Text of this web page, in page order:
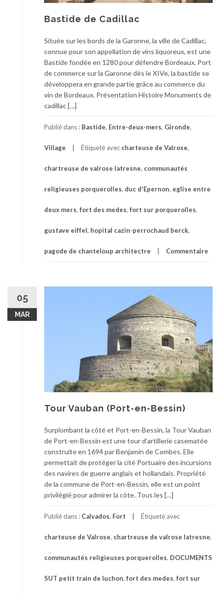
Bastide de Cadillac
Située sur les bords de la Garonne, la ville de Cadillac,
connue pour son appellation de vins liquoreux, est une
Bastide fondée en 1280 pour défendre Bordeaux. Port
de commerce sur la Garonne dès le XIVe, la bastide se
développera en grande partie grâce au commerce du
vin de Bordeaux. Présentation Histoire Monuments de
cadillac […]
Publié dans : Bastide, Entre-deux-mers, Gironde,
Village Étiqueté avec charteuse de Valrose,
chartreuse de valrose latresne, communautés
religieuses porquerolles, duc d'Epernon, eglise entre
deux mers, fort des medes, fort sur porquerolles,
gustave eiffel, hopital cazin-perrochaud berck,
pagode de chanteloup architectre Commentaire
05
MAR
Tour Vauban (Port-en-Bessin)
Surplombant la côté et Port-en-Bessin, la Tour Vauban
de Port-en-Bessin est une tour d’artillerie casematée
construite en 1694 par Benjamin de Combes. Elle
permettait de protéger la cité Portuaire des incursions
des navires de guerre anglais et hollandais. Propriété
de la commune de Port-en-Bessin, elle est un point
privilégié pour admirer la côte. Tous les […]
Publié dans : Calvados, Fort Étiqueté avec
charteuse de Valrose, chartreuse de valrose latresne,
communautés religieuses porquerolles, DOCUMENTS
SUT petit train de luchon, fort des medes, fort sur